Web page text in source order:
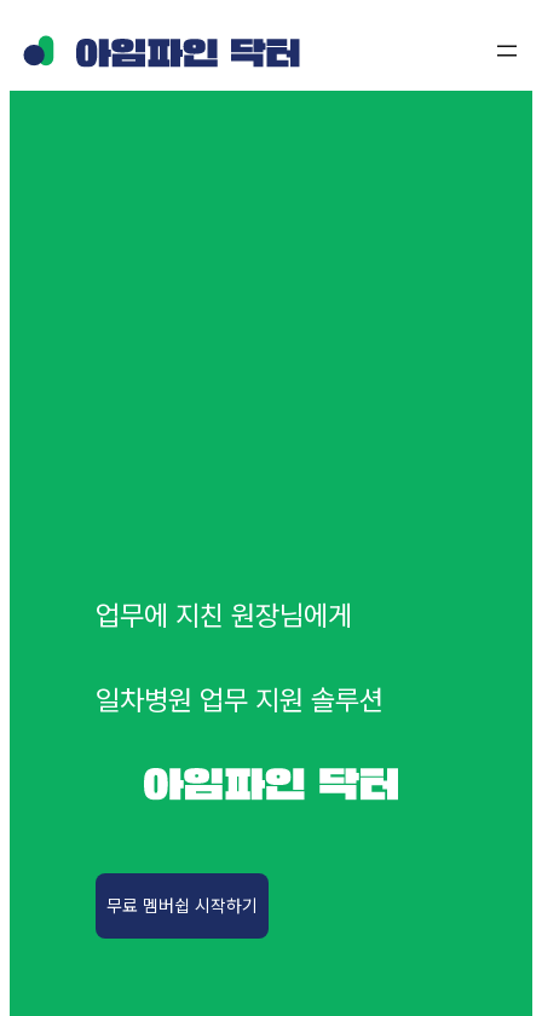
업무에 지친 원장님에게
일차병원 업무 지원 솔루션
무료 멤버쉽 시작하기